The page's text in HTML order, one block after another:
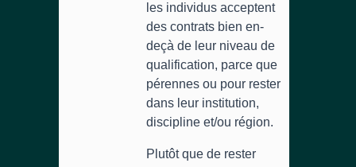
les individus acceptent
des contrats bien en-
deçà de leur niveau de
qualification, parce que
pérennes ou pour rester
dans leur institution,
discipline et/ou région.
Plutôt que de rester